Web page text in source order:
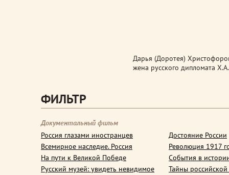
Дарья (Доротея)
жена русского дипломата
ФИЛЬТР
Документальный фильм
Россия глазами иностранцев
Всемирное наследие. Россия
На пути к Великой Победе
Русский музей: увидеть невидимое
Достояние России
Революция 1917
События в
Тайны